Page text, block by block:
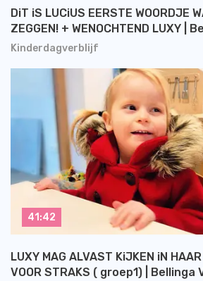
Kinderdagverblijf
DiT iS LUCiUS EERSTE WOORDJE
ZEGGEN! + WENOCHTEND LUXY |
LUXY MAG ALVAST KiJKEN iN
VOOR STRAKS ( groep1) | Bellinga
41:42